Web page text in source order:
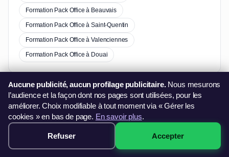
Formation Pack Office à Beauvais
Formation Pack Office à Saint-Quentin
Formation Pack Office à Valenciennes
Formation Pack Office à Douai
Autres formations à Saint-Omer
Formation Photoshop à Saint-Omer
499€ · Voir les sessions →
Aucune publicité, aucun profilage publicitaire.Nous mesurons
l’audience et la façon dont nos pages sont utilisées, pour les
améliorer. Choix modifiable à tout moment via « Gérer les
cookies » en bas de page. En savoir plus.
Refuser Accepter